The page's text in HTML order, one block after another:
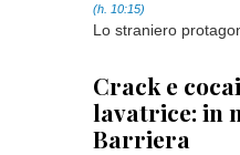
(h. 10:15)
Lo straniero
Crack e
lavatrice: in
Barriera